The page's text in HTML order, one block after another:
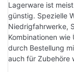
Lagerware ist
günstig. Spezielle
Niedrigfahrwerke,
Kombinationen
durch Bestellung
auch für Zubehöre